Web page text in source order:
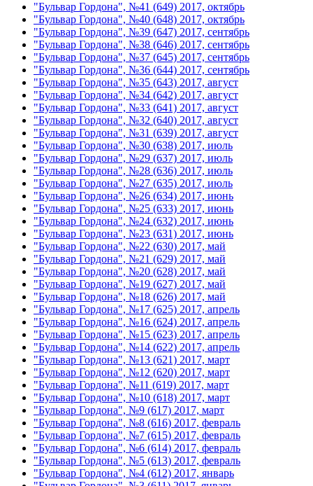
"Бульвар Гордона", №41 (649) 2017, октябрь
"Бульвар Гордона", №40 (648) 2017, октябрь
"Бульвар Гордона", №39 (647) 2017, сентябрь
"Бульвар Гордона", №38 (646) 2017, сентябрь
"Бульвар Гордона", №37 (645) 2017, сентябрь
"Бульвар Гордона", №36 (644) 2017, сентябрь
"Бульвар Гордона", №35 (643) 2017, август
"Бульвар Гордона", №34 (642) 2017, август
"Бульвар Гордона", №33 (641) 2017, август
"Бульвар Гордона", №32 (640) 2017, август
"Бульвар Гордона", №31 (639) 2017, август
"Бульвар Гордона", №30 (638) 2017, июль
"Бульвар Гордона", №29 (637) 2017, июль
"Бульвар Гордона", №28 (636) 2017, июль
"Бульвар Гордона", №27 (635) 2017, июль
"Бульвар Гордона", №26 (634) 2017, июнь
"Бульвар Гордона", №25 (633) 2017, июнь
"Бульвар Гордона", №24 (632) 2017, июнь
"Бульвар Гордона", №23 (631) 2017, июнь
"Бульвар Гордона", №22 (630) 2017, май
"Бульвар Гордона", №21 (629) 2017, май
"Бульвар Гордона", №20 (628) 2017, май
"Бульвар Гордона", №19 (627) 2017, май
"Бульвар Гордона", №18 (626) 2017, май
"Бульвар Гордона", №17 (625) 2017, апрель
"Бульвар Гордона", №16 (624) 2017, апрель
"Бульвар Гордона", №15 (623) 2017, апрель
"Бульвар Гордона", №14 (622) 2017, апрель
"Бульвар Гордона", №13 (621) 2017, март
"Бульвар Гордона", №12 (620) 2017, март
"Бульвар Гордона", №11 (619) 2017, март
"Бульвар Гордона", №10 (618) 2017, март
"Бульвар Гордона", №9 (617) 2017, март
"Бульвар Гордона", №8 (616) 2017, февраль
"Бульвар Гордона", №7 (615) 2017, февраль
"Бульвар Гордона", №6 (614) 2017, февраль
"Бульвар Гордона", №5 (613) 2017, февраль
"Бульвар Гордона", №4 (612) 2017, январь